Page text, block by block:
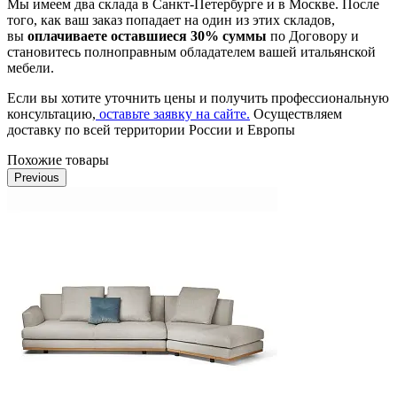
Мы имеем два склада в Санкт-Петербурге и в Москве. После
того, как ваш заказ попадает на один из этих складов,
вы оплачиваете оставшиеся 30% суммы по Договору и
становитесь полноправным обладателем вашей итальянской
мебели.
Если вы хотите уточнить цены и получить профессиональную
консультацию, оставьте заявку на сайте. Осуществляем
доставку по всей территории России и Европы
Похожие товары
Previous